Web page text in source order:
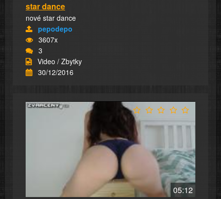
star dance
nové star dance
pepodepo
3607x
3
Video / Zbytky
30/12/2016
05:12